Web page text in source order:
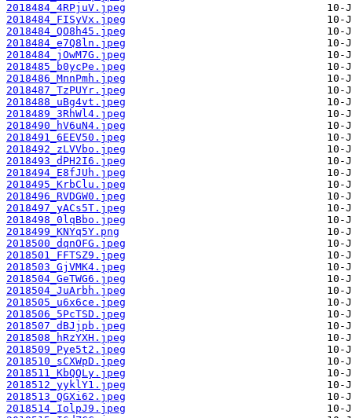
2018484_4RPjuV.jpeg
2018484_FISyVx.jpeg
2018484_QO8h45.jpeg
2018484_e7Q8ln.jpeg
2018484_jOwM7G.jpeg
2018485_b0ycPe.jpeg
2018486_MnnPmh.jpeg
2018487_TzPUYr.jpeg
2018488_uBg4vt.jpeg
2018489_3RhWl4.jpeg
2018490_hV6uN4.jpeg
2018491_6EEV50.jpeg
2018492_zLVVbo.jpeg
2018493_dPH2I6.jpeg
2018494_E8fJUh.jpeg
2018495_KrbClu.jpeg
2018496_RVDGW0.jpeg
2018497_yACs5T.jpeg
2018498_0lqBbo.jpeg
2018499_KNYq5Y.png
2018500_dqnOFG.jpeg
2018501_FFTSZ9.jpeg
2018503_GjVMK4.jpeg
2018504_GeTWG6.jpeg
2018504_JuArbh.jpeg
2018505_u6x6ce.jpeg
2018506_5PcTSD.jpeg
2018507_dBJjpb.jpeg
2018508_hRzYXH.jpeg
2018509_Pye5t2.jpeg
2018510_sCXWpD.jpeg
2018511_KbQQLy.jpeg
2018512_yyklY1.jpeg
2018513_QGXi62.jpeg
2018514_IolpJ9.jpeg